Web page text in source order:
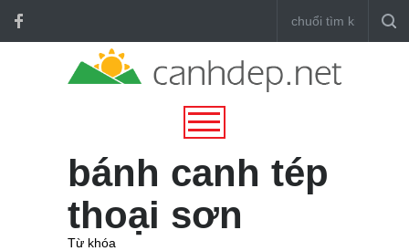
bánh canh tép
thoại sơn
Từ khóa